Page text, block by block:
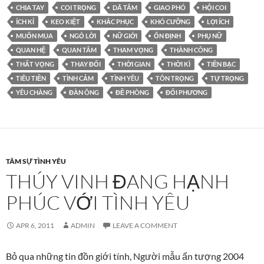
CHIA TAY COI TRỌNG DÃ TÂM GIAO PHÓ
HỘI COI
ÍCH KỈ
KEO KIỆT KHẮC PHỤC KHÓ CƯỠNG
LỢI ÍCH
MUỐN MUA
NGỎ LỜI NỮ GIỚI ỔN ĐỊNH
PHỤ NỮ
QUAN HỆ
QUAN TÂM THAM VỌNG
THÀNH CÔNG
THẤT VỌNG
THAY ĐỔI THỜI GIAN THỜI KÌ
TIỀN BẠC
TIÊU TIỀN
TÌNH CẢM TÌNH YÊU TÔN TRỌNG
TỰ TRỌNG
YÊU CHÀNG
ĐÀN ÔNG ĐỀ PHÒNG ĐỐI PHƯƠNG
TÂM SỰ TÌNH YÊU
THÚY VINH ĐANG HẠNH
PHÚC VỚI TÌNH YÊU
APR 6, 2011 ADMIN LEAVE A COMMENT
Bỏ qua những tin đồn giới tính, Người mẫu ấn tượng 2004